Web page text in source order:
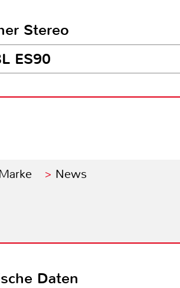
Stereo
ES90
News
Daten